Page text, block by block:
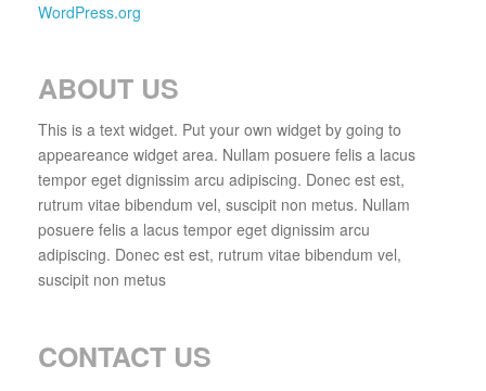
WordPress.org
ABOUT US
This is a text widget. Put your own widget by going to
appeareance widget area. Nullam posuere felis a lacus
tempor eget dignissim arcu adipiscing. Donec est est,
rutrum vitae bibendum vel, suscipit non metus. Nullam
posuere felis a lacus tempor eget dignissim arcu
adipiscing. Donec est est, rutrum vitae bibendum vel,
suscipit non metus
CONTACT US